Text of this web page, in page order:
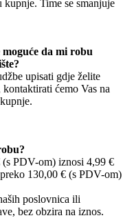
Time se smanjuje
da mi robu
upisati gdje želite
ćemo Vas na
(s PDV-om) iznosi 4,99 €
130,00 € (s PDV-om)
poslovnica ili
bez obzira na iznos.